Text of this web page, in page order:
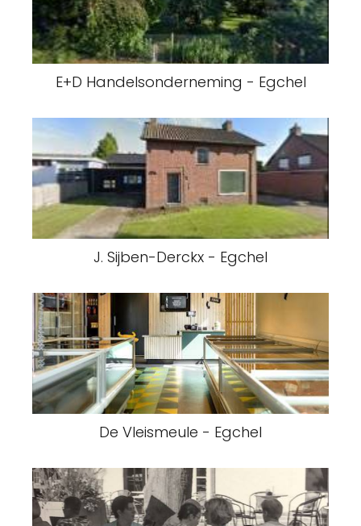
E+D Handelsonderneming - Egchel
J. Sijben-Derckx - Egchel
De Vleismeule - Egchel